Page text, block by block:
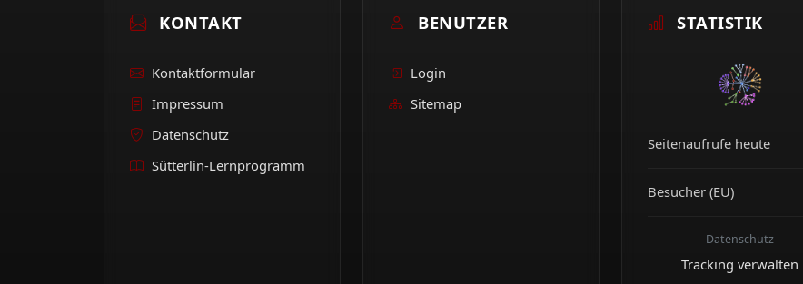
KONTAKT
Kontaktformular
Impressum
Datenschutz
Sütterlin-Lernprogramm
BENUTZER
Login
Sitemap
STATISTIK
Seitenaufrufe heute
Besucher (EU)
Datenschutz
Tracking verwalten